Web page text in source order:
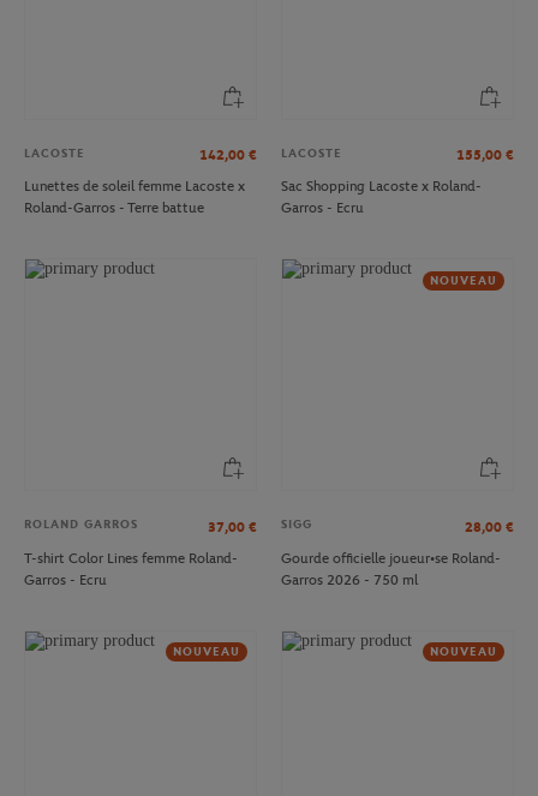
LACOSTE 142,00 €
Lunettes de soleil femme Lacoste x
Roland-Garros - Terre battue
LACOSTE 155,00 €
Sac Shopping Lacoste x Roland-
Garros - Ecru
ROLAND GARROS 37,00 €
T-shirt Color Lines femme Roland-
Garros - Ecru
NOUVEAU
SIGG 28,00 €
Gourde officielle joueur•se Roland-
Garros 2026 - 750 ml
NOUVEAU NOUVEAU